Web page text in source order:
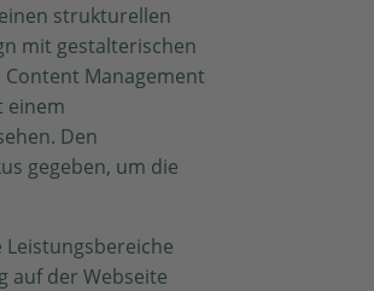
strukturellen
mit gestalterischen
Management
einem
Den
gegeben, um die
auf der Webseite